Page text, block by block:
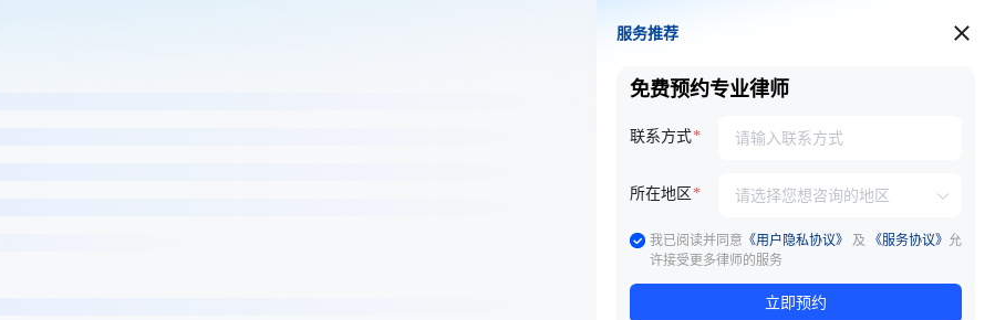
服务推荐
服务推荐
免费预约专业律师
联系方式
所在地区
我已阅读并同意 《用户隐私协议》 及 《服务协议》 允
许接受更多律师的服务
立即预约